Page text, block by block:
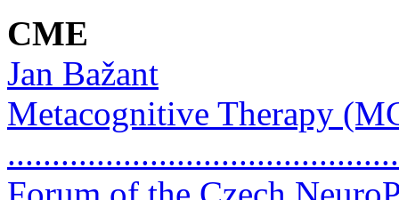
CME
Jan Bažant
Metacognitive Therapy